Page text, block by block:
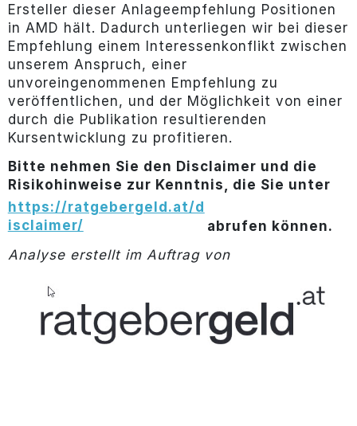
Ersteller dieser Anlageempfehlung Positionen
in AMD hält. Dadurch unterliegen wir bei dieser
Empfehlung einem Interessenkonflikt zwischen
unserem Anspruch, einer
unvoreingenommenen Empfehlung zu
veröffentlichen, und der Möglichkeit von einer
durch die Publikation resultierenden
Kursentwicklung zu profitieren.
Bitte nehmen Sie den Disclaimer und die
Risikohinweise zur Kenntnis, die Sie unter
https://ratgebergeld.at/d
isclaimer/
abrufen können.
Analyse erstellt im Auftrag von